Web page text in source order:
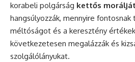
korabeli polgárság kettős morálját
hangsúlyozzák, mennyire fontosnak
méltóságot és a keresztény
következetesen megalázzák és
szolgálólányukat.